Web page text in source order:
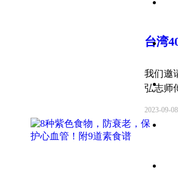
台湾
我们邀
弘志师
2023-09-08